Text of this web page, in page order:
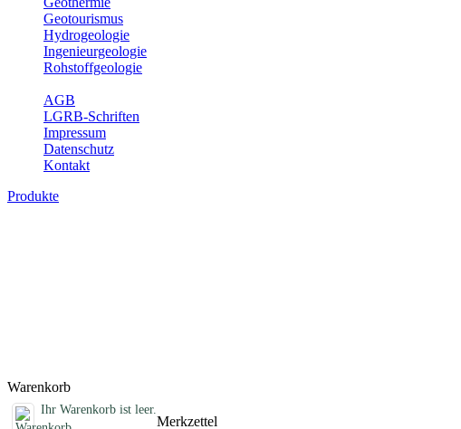
Geotourismus
Hydrogeologie
Ingenieurgeologie
Rohstoffgeologie
AGB
LGRB-Schriften
Impressum
Datenschutz
Kontakt
Produkte
Warenkorb
Ihr Warenkorb ist leer.
Merkzettel